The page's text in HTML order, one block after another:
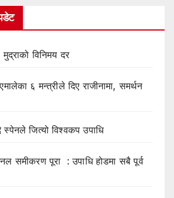
विनिमय दर
६ मन्त्रीले दिए राजीनामा, समर्थन
स्पेनले जित्यो विश्वकप उपाधि
समीकरण पूरा : उपाधि होडमा सबै पूर्व